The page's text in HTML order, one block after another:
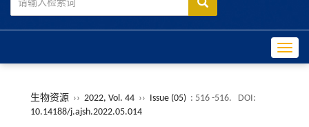
生物资源 ›› 2022, Vol. 44 ›› Issue (05) : 516 -516.
DOI:
10.14188/j.ajsh.2022.05.014